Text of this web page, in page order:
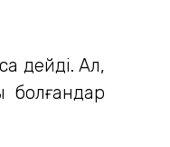
дейді. Ал,
болғандар